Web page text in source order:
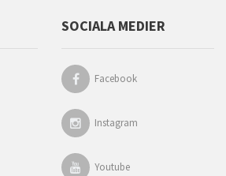
SOCIALA MEDIER
Facebook
Instagram
Youtube